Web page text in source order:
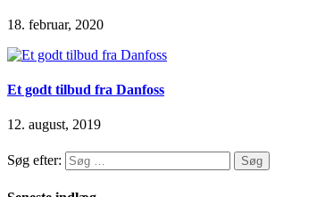
18. februar, 2020
Et godt tilbud fra Danfoss
12. august, 2019
Søg efter: